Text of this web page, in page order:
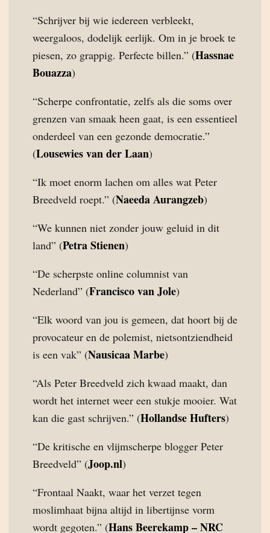
“Schrijver bij wie iedereen verbleekt,
weergaloos, dodelijk eerlijk. Om in je broek te
piesen, zo grappig. Perfecte billen.” (Hassnae
Bouazza)
“Scherpe confrontatie, zelfs als die soms over
grenzen van smaak heen gaat, is een essentieel
onderdeel van een gezonde democratie.”
(Lousewies van der Laan)
“Ik moet enorm lachen om alles wat Peter
Breedveld roept.” (Naeeda Aurangzeb)
“We kunnen niet zonder jouw geluid in dit
land” (Petra Stienen)
“De scherpste online columnist van
Nederland” (Francisco van Jole)
“Elk woord van jou is gemeen, dat hoort bij de
provocateur en de polemist, nietsontziendheid
is een vak” (Nausicaa Marbe)
“Als Peter Breedveld zich kwaad maakt, dan
wordt het internet weer een stukje mooier. Wat
kan die gast schrijven.” (Hollandse Hufters)
“De kritische en vlijmscherpe blogger Peter
Breedveld” (Joop.nl)
“Frontaal Naakt, waar het verzet tegen
moslimhaat bijna altijd in libertijnse vorm
wordt gegoten.” (Hans Beerekamp – NRC